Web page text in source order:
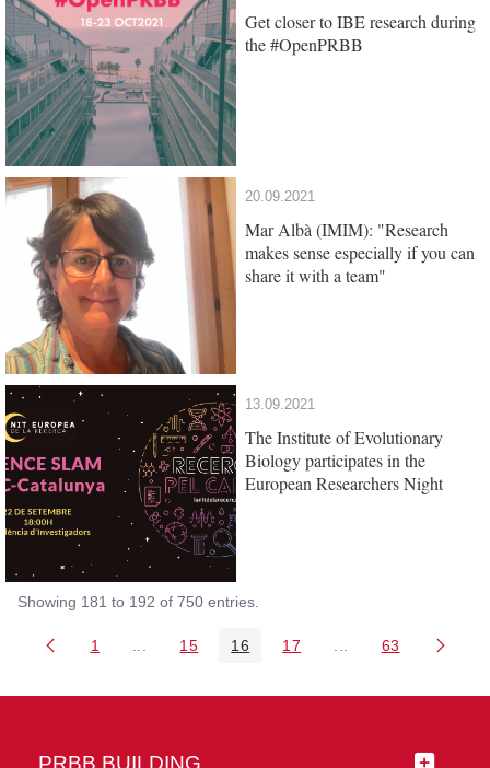
Get closer to IBE research during
the #OpenPRBB
20.09.2021
Mar Albà (IMIM): "Research
makes sense especially if you can
share it with a team"
13.09.2021
The Institute of Evolutionary
Biology participates in the
European Researchers Night
Showing 181 to 192 of 750 entries.
Page
1 Intermediate Pages Use TAB to navigate.
Page
15 Page
16 Page
17 Intermediate Pages
Page
63
PRBB BUILDING